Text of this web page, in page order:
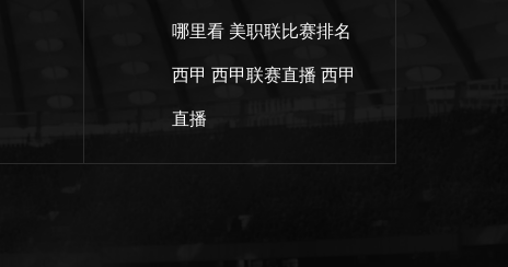
哪里看 美职联比赛排名
西甲 西甲联赛直播 西甲
直播